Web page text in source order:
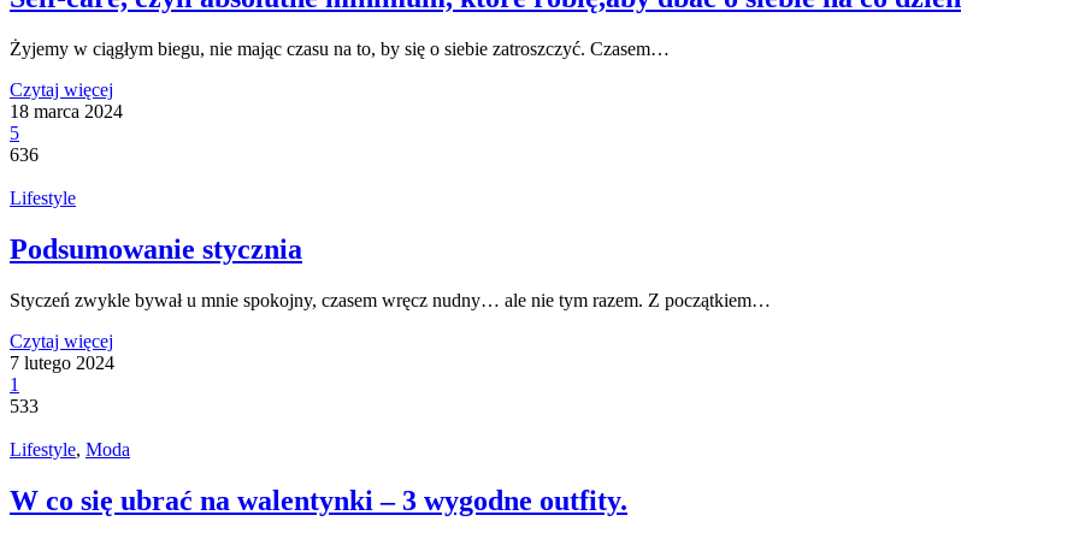
Żyjemy w ciągłym biegu, nie mając czasu na to, by się o siebie zatroszczyć. Czasem…
Czytaj więcej
18 marca 2024
5
636
Lifestyle
Podsumowanie stycznia
Styczeń zwykle bywał u mnie spokojny, czasem wręcz nudny… ale nie tym razem. Z początkiem…
Czytaj więcej
7 lutego 2024
1
533
Lifestyle, Moda
W co się ubrać na walentynki – 3 wygodne outfity.